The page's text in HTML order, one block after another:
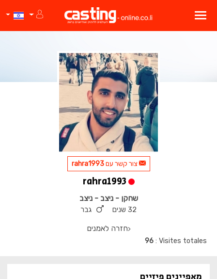
צור קשר עםrahra1993
rahra1993
שחקן - ניצב - ניצב
32 שנים גבר
חזרה לאמנים
Visites totales
96